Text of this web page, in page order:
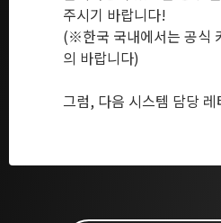
주시기 바랍니다!
(※한국 국내에서는 공식
의 바랍니다)
그럼, 다음 시스템 담당